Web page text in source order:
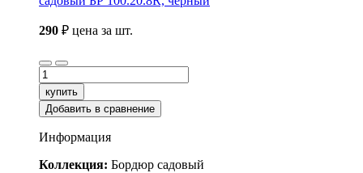
290 ₽ цена за шт.
купить
Добавить в сравнение
Информация
Коллекция: Бордюр садовый